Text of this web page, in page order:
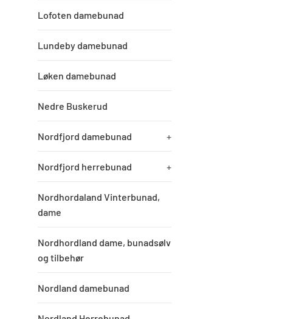
Lofoten damebunad
Lundeby damebunad
Løken damebunad
Nedre Buskerud
Nordfjord damebunad +
Nordfjord herrebunad +
Nordhordaland Vinterbunad,
dame
Nordhordland dame, bunadsølv
og tilbehør
Nordland damebunad